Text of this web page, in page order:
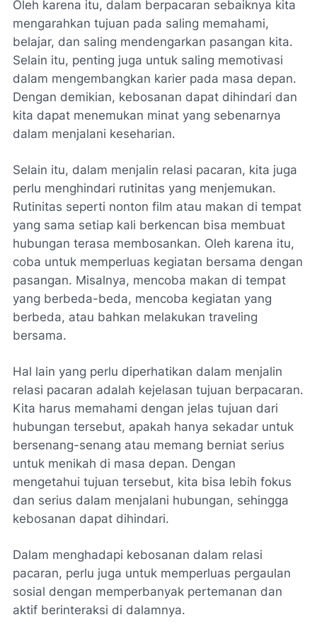
Oleh karena itu, dalam berpacaran sebaiknya kita
mengarahkan tujuan pada saling memahami,
belajar, dan saling mendengarkan pasangan kita.
Selain itu, penting juga untuk saling memotivasi
dalam mengembangkan karier pada masa depan.
Dengan demikian, kebosanan dapat dihindari dan
kita dapat menemukan minat yang sebenarnya
dalam menjalani keseharian.
Selain itu, dalam menjalin relasi pacaran, kita juga
perlu menghindari rutinitas yang menjemukan.
Rutinitas seperti nonton film atau makan di tempat
yang sama setiap kali berkencan bisa membuat
hubungan terasa membosankan. Oleh karena itu,
coba untuk memperluas kegiatan bersama dengan
pasangan. Misalnya, mencoba makan di tempat
yang berbeda-beda, mencoba kegiatan yang
berbeda, atau bahkan melakukan traveling
bersama.
Hal lain yang perlu diperhatikan dalam menjalin
relasi pacaran adalah kejelasan tujuan berpacaran.
Kita harus memahami dengan jelas tujuan dari
hubungan tersebut, apakah hanya sekadar untuk
bersenang-senang atau memang berniat serius
untuk menikah di masa depan. Dengan
mengetahui tujuan tersebut, kita bisa lebih fokus
dan serius dalam menjalani hubungan, sehingga
kebosanan dapat dihindari.
Dalam menghadapi kebosanan dalam relasi
pacaran, perlu juga untuk memperluas pergaulan
sosial dengan memperbanyak pertemanan dan
aktif berinteraksi di dalamnya.